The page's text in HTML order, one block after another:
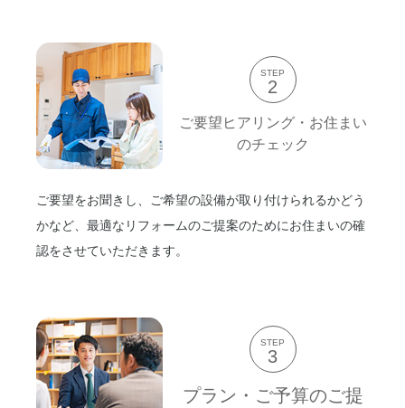
STEP
2
ご要望ヒアリング・お住まい
のチェック
ご要望をお聞きし、ご希望の設備が取り付けられるかどう
かなど、最適なリフォームのご提案のためにお住まいの確
認をさせていただきます。
STEP
3
プラン・ご予算のご提